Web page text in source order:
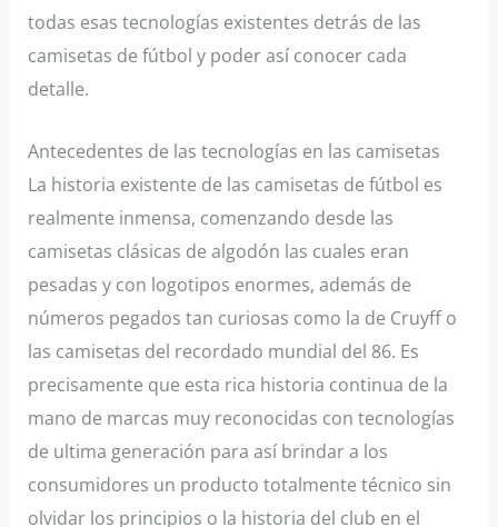
todas esas tecnologías existentes detrás de las
camisetas de fútbol y poder así conocer cada
detalle.
Antecedentes de las tecnologías en las camisetas
La historia existente de las camisetas de fútbol es
realmente inmensa, comenzando desde las
camisetas clásicas de algodón las cuales eran
pesadas y con logotipos enormes, además de
números pegados tan curiosas como la de Cruyff o
las camisetas del recordado mundial del 86. Es
precisamente que esta rica historia continua de la
mano de marcas muy reconocidas con tecnologías
de ultima generación para así brindar a los
consumidores un producto totalmente técnico sin
olvidar los principios o la historia del club en el